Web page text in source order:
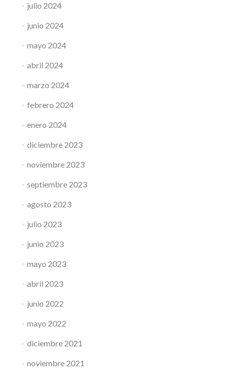
julio 2024
junio 2024
mayo 2024
abril 2024
marzo 2024
febrero 2024
enero 2024
diciembre 2023
noviembre 2023
septiembre 2023
agosto 2023
julio 2023
junio 2023
mayo 2023
abril 2023
junio 2022
mayo 2022
diciembre 2021
noviembre 2021